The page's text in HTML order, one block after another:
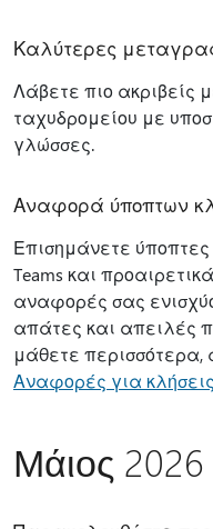
Καλύτερες
Λάβετε πιο ακριβείς
ταχυδρομείου με
γλώσσες.
Αναφορά ύποπτων
Επισημάνετε
Teams και
αναφορές σας
απάτες και απειλές
μάθετε περισσότερα,
Αναφορές για κλήσεις
Μάιος 2026